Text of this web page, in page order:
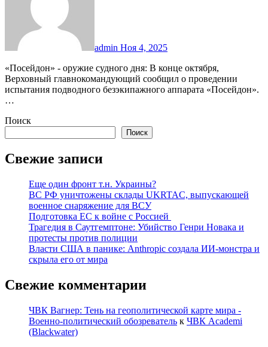
admin Ноя 4, 2025
«Посейдон» - оружие судного дня: В конце октября,
Верховный главнокомандующий сообщил о проведении
испытания подводного безэкипажного аппарата «Посейдон».
…
Поиск
Поиск
Свежие записи
Еще один фронт т.н. Украины?
ВС РФ уничтожены склады UKRTAC, выпускающей
военное снаряжение для ВСУ
Подготовка ЕС к войне с Россией
Трагедия в Саутгемптоне: Убийство Генри Новака и
протесты против полиции
Власти США в панике: Anthropic создала ИИ-монстра и
скрыла его от мира
Свежие комментарии
ЧВК Вагнер: Тень на геополитической карте мира -
Военно-политический обозреватель к ЧВК Academi
(Blackwater)